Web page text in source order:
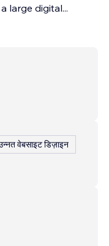
large digital...
वेबसाइट डिज़ाइन